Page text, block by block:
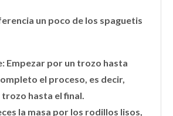
un poco de los spaguetis
Empezar por un trozo hasta
el proceso, es decir,
hasta el final.
la masa por los rodillos lisos,